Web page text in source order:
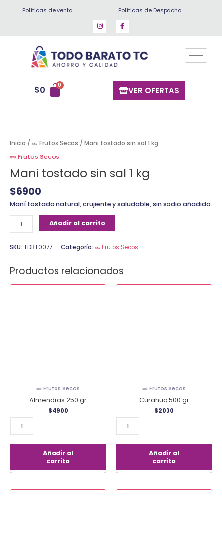
Políticas de venta Políticas de Despacho
$0 VER OFERTAS
Inicio / 🥜 Frutos Secos / Mani tostado sin sal 1 kg
🥜 Frutos Secos
Mani tostado sin sal 1 kg
$6900
Maní tostado natural, crujiente y saludable, sin sodio añadido.
sin
1
kg
Añadir al carrito
SKU: TDBT0077 Categoría: 🥜 Frutos Secos
Productos relacionados
🥜 Frutos Secos
Almendras 250 gr
$4900
Añadir al
carrito
🥜 Frutos Secos
Curahua 500 gr
$2000
Añadir al
carrito